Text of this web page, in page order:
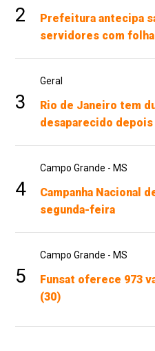
2
Prefeitura antecipa
servidores com
3
Geral
Rio de Janeiro tem
desaparecido
4
Campo Grande - MS
Campanha Nacional
segunda-feira
5
Campo Grande - MS
Funsat oferece 973
(30)